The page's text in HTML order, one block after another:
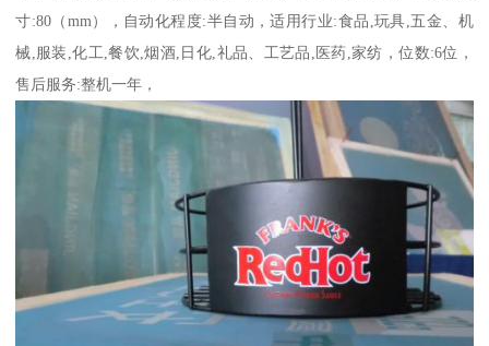
寸:80（mm），自动化程度:半自动，适用行业:食品,玩具,五金、机
械,服装,化工,餐饮,烟酒,日化,礼品、工艺品,医药,家纺，位数:6位，
售后服务:整机一年，